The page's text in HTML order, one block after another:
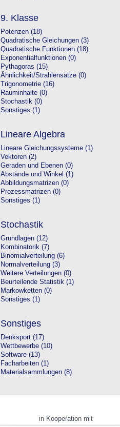
9. Klasse
Potenzen (18)
Quadratische Gleichungen (3)
Quadratische Funktionen (18)
Exponentialfunktionen (0)
Pythagoras (15)
Ähnlichkeit/Strahlensätze (0)
Trigonometrie (16)
Rauminhalte (0)
Stochastik (0)
Sonstiges (1)
Lineare Algebra
Lineare Gleichungssysteme (1)
Vektoren (2)
Geraden und Ebenen (0)
Abstände und Winkel (1)
Abbildungsmatrizen (0)
Prozessmatrizen (0)
Sonstiges (1)
Stochastik
Grundlagen (12)
Kombinatorik (7)
Binomialverteilung (6)
Normalverteilung (3)
Weitere Verteilungen (0)
Beurteilende Statistik (1)
Markowketten (0)
Sonstiges (1)
Sonstiges
Denksport (17)
Wettbewerbe (10)
Software (13)
Facharbeiten (1)
Materialsammlungen (8)
in Kooperation mit